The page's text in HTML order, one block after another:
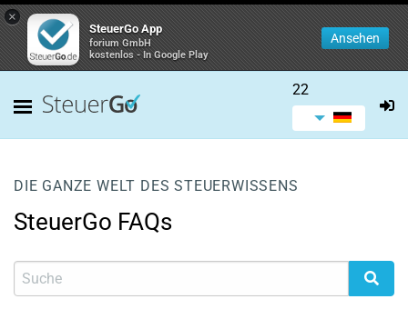
×
SteuerGo App
forium GmbH
kostenlos - In Google Play
Ansehen
22
DIE GANZE WELT DES STEUERWISSENS
SteuerGo FAQs